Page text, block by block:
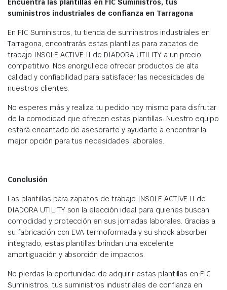
Encuentra las plantillas en FIC Suministros, tus
suministros industriales de confianza en Tarragona
En FIC Suministros, tu tienda de suministros industriales en
Tarragona, encontrarás estas plantillas para zapatos de
trabajo INSOLE ACTIVE II de DIADORA UTILITY a un precio
competitivo. Nos enorgullece ofrecer productos de alta
calidad y confiabilidad para satisfacer las necesidades de
nuestros clientes.
No esperes más y realiza tu pedido hoy mismo para disfrutar
de la comodidad que ofrecen estas plantillas. Nuestro equipo
estará encantado de asesorarte y ayudarte a encontrar la
mejor opción para tus necesidades laborales.
Conclusión
Las plantillas para zapatos de trabajo INSOLE ACTIVE II de
DIADORA UTILITY son la elección ideal para quienes buscan
comodidad y protección en sus jornadas laborales. Gracias a
su fabricación con EVA termoformada y su shock absorber
integrado, estas plantillas brindan una excelente
amortiguación y absorción de impactos.
No pierdas la oportunidad de adquirir estas plantillas en FIC
Suministros, tus suministros industriales de confianza en